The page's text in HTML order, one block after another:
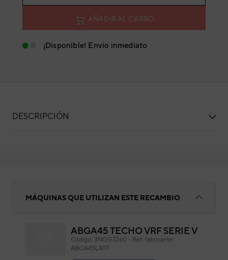
AÑADIR AL CARRO
¡Disponible! Envío inmediato
DESCRIPCIÓN
MÁQUINAS QUE UTILIZAN ESTE RECAMBIO
ABGA45 TECHO VRF SERIE V
Código: 3NGG7260 - Ref. fabricante:
ABGA45LATF